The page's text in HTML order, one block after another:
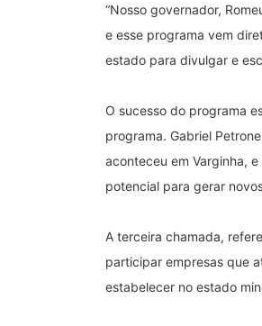
“Nosso governador,
e esse programa vem
estado para divulgar e
O sucesso do programa
programa. Gabriel
aconteceu em Varginha,
potencial para gerar
A terceira chamada,
participar empresas que
estabelecer no estado